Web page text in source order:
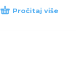
Pročitaj više